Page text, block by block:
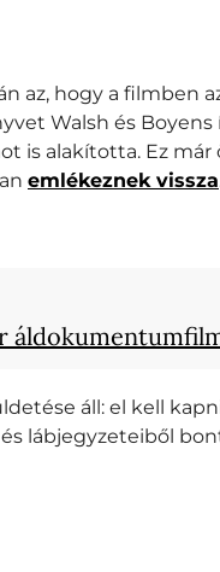
az, hogy a filmben
Walsh és Boyens
is alakította. Ez
emlékeznek vissza
áll: el kell
lábjegyzeteiből